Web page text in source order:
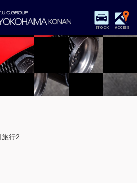
STOCK ACCESS
保証&サービス パーツリスト
店舗情報 アクセスマップ
特別作業 注文販売
行2